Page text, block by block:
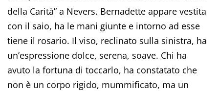
della Carità” a Nevers. Bernadette appare vestita
con il saio, ha le mani giunte e intorno ad esse
tiene il rosario. Il viso, reclinato sulla sinistra, ha
un’espressione dolce, serena, soave. Chi ha
avuto la fortuna di toccarlo, ha constatato che
non è un corpo rigido, mummificato, ma un